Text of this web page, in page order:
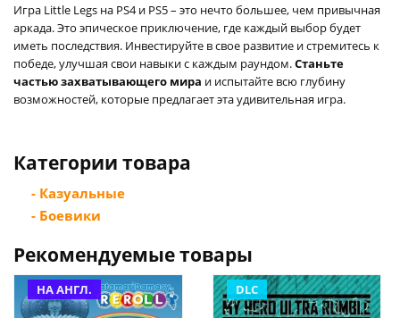
Игра Little Legs на PS4 и PS5 – это нечто большее, чем привычная
аркада. Это эпическое приключение, где каждый выбор будет
иметь последствия. Инвестируйте в свое развитие и стремитесь к
победе, улучшая свои навыки с каждым раундом.Станьте
частью захватывающего мира и испытайте всю глубину
возможностей, которые предлагает эта удивительная игра.
Категории товара
- Казуальные
- Боевики
Рекомендуемые товары
НА АНГЛ. DLC